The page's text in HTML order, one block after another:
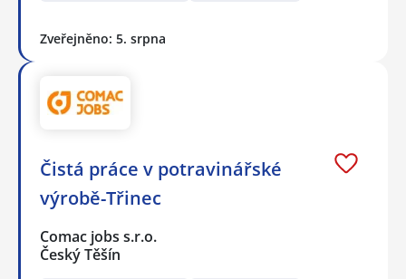
Zveřejněno: 5. srpna
Čistá práce v potravinářské
výrobě-Třinec
Comac jobs s.r.o.
Český Těšín